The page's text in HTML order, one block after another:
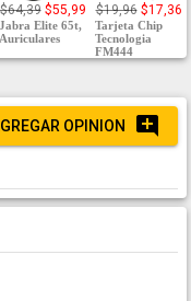
$64,39 $55,99
Jabra Elite 65t,
Auriculares
$19,96 $17,36
Tarjeta Chip
Tecnologia
FM444
OPINION